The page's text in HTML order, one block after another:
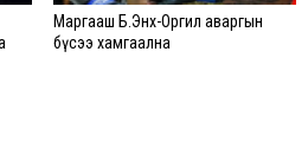
Маргааш Б.Энх-Оргил аваргын
бүсээ хамгаална